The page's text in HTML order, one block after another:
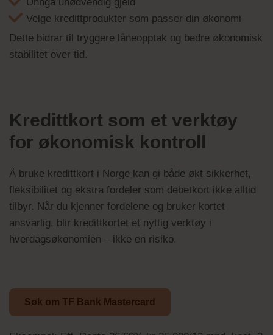
Velge kredittprodukter som passer din økonomi
Dette bidrar til tryggere låneopptak og bedre økonomisk
stabilitet over tid.
Kredittkort som et verktøy
for økonomisk kontroll
Å bruke kredittkort i Norge kan gi både økt sikkerhet,
fleksibilitet og ekstra fordeler som debetkort ikke alltid
tilbyr. Når du kjenner fordelene og bruker kortet
ansvarlig, blir kredittkortet et nyttig verktøy i
hverdagsøkonomien – ikke en risiko.
Søk om TF Bank Mastercard